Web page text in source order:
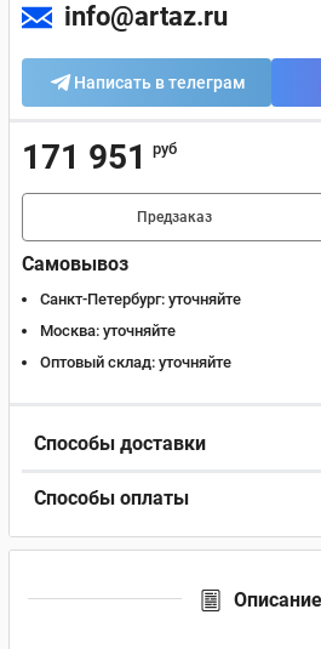
info@artaz.ru
Написать в телеграм
171 951 руб
Предзаказ
Самовывоз
Санкт-Петербург: уточняйте
Москва: уточняйте
Оптовый склад: уточняйте
Способы доставки
Способы оплаты
Описание